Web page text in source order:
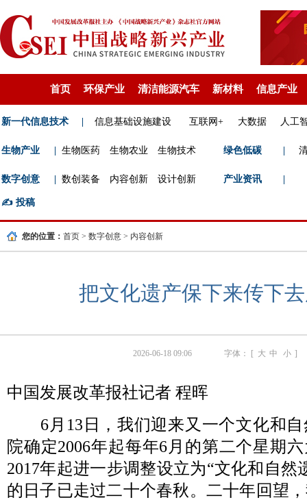
首页 环保产业 清洁能源汽车 新材料 信息产业
新一代信息技术 信息基础设施建设 互联网+ 大数据 人工
生物产业 生物医药 生物农业 生物技术 绿色低碳
数字创意 数创装备 内容创新 设计创新 产业资讯
✍️ 投稿
您的位置： 首页 > 数字创意 > 内容创新
把文化遗产保下来传下
2026-06-18 09:06 字体： [ 大 中 小 ]
中国发展改革报社记者 程晖
6月13日，我们迎来又一个文化和自
院确定2006年起每年6月的第二个星期
2017年起进一步调整设立为“文化和自然
的日子已走过二十个春秋。二十年回望